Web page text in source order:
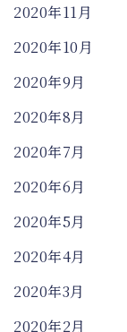
2020年11月
2020年10月
2020年9月
2020年8月
2020年7月
2020年6月
2020年5月
2020年4月
2020年3月
2020年2月